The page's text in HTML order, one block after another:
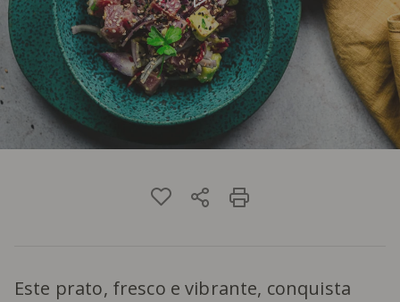
Este prato, fresco e vibrante, conquista